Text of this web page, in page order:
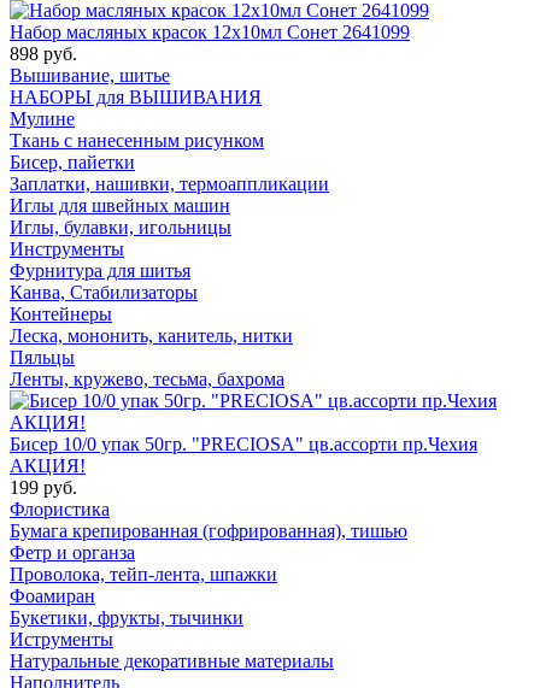
Набор масляных красок 12х10мл Сонет 2641099
898 руб.
Вышивание, шитье
НАБОРЫ для ВЫШИВАНИЯ
Мулине
Ткань с нанесенным рисунком
Бисер, пайетки
Заплатки, нашивки, термоаппликации
Иглы для швейных машин
Иглы, булавки, игольницы
Инструменты
Фурнитура для шитья
Канва, Стабилизаторы
Контейнеры
Леска, мононить, канитель, нитки
Пяльцы
Ленты, кружево, тесьма, бахрома
Бисер 10/0 упак 50гр. "PRECIOSA" цв.ассорти пр.Чехия
АКЦИЯ!
199 руб.
Флористика
Бумага крепированная (гофрированная), тишью
Фетр и органза
Проволока, тейп-лента, шпажки
Фоамиран
Букетики, фрукты, тычинки
Иструменты
Натуральные декоративные материалы
Наполнитель